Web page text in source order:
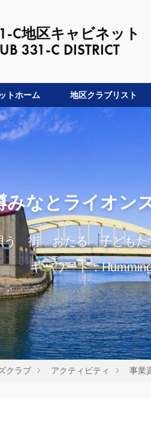
C地区キャビネット
331-C DISTRICT
トホーム 地区クラブリスト
みなとライオン
う 街 おたる 子ども
キーワード：
クラブ アクティビティ 事業